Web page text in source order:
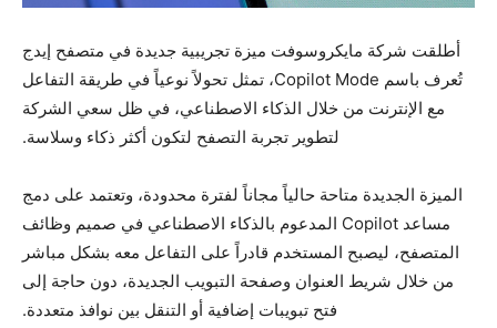
أطلقت شركة مايكروسوفت ميزة تجريبية جديدة في متصفح إيدج
تُعرف باسم Copilot Mode، تمثل تحولاً نوعياً في طريقة التفاعل
مع الإنترنت من خلال الذكاء الاصطناعي، في ظل سعي الشركة
لتطوير تجربة التصفح لتكون أكثر ذكاء وسلاسة.
الميزة الجديدة متاحة حالياً مجاناً لفترة محدودة، وتعتمد على دمج
مساعد Copilot المدعوم بالذكاء الاصطناعي في صميم وظائف
المتصفح، ليصبح المستخدم قادراً على التفاعل معه بشكل مباشر
من خلال شريط العنوان وصفحة التبويب الجديدة، دون حاجة إلى
فتح تبويبات إضافية أو التنقل بين نوافذ متعددة.